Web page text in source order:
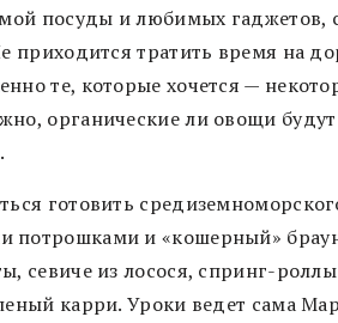
посуды и любимых гаджетов,
приходится тратить время на
те, которые хочется —
органические ли овощи
готовить
и «кошерный»
севиче из лосося, спринг-
карри. Уроки ведет сама